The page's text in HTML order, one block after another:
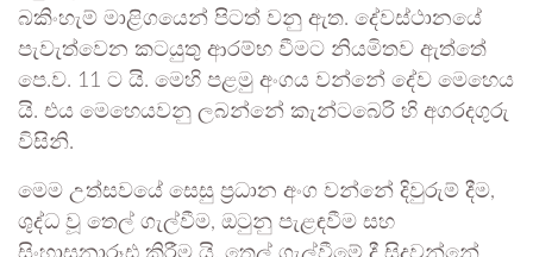
බකිංහැම් මාළිගයෙන් පිටත් වනු ඇත. දේවස්ථානයේ
පැවැත්වෙන කටයුතු ආරම්භ වීමට නියමිතව ඇත්තේ
පෙ.ව. 11 ට යි. මෙහි පළමු අංගය වන්නේ දේව මෙහෙය
යි. එය මෙහෙයවනු ලබන්නේ කැන්ටබෙරි හි අගරදගුරු
විසිනි.
මෙම උත්සවයේ සෙසු ප්‍රධාන අංග වන්නේ දිවුරුම් දීම,
ශුද්ධ වූ තෙල් ගැල්වීම, ඔටුනු පැළඳවීම සහ